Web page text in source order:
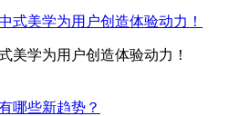
美学为用户创造体验动力！